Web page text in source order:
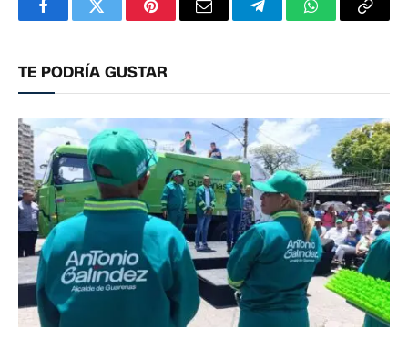
FacebookTwitterPinterestCorreoTelegramWhatsApp
TE PODRÍA GUSTAR